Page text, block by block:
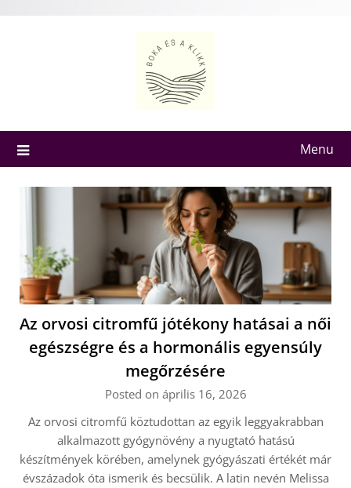
Menu
Az orvosi citromfű jótékony hatásai a női
egészségre és a hormonális egyensúly
megőrzésére
Posted on április 16, 2026
Az orvosi citromfű köztudottan az egyik leggyakrabban
alkalmazott gyógynövény a nyugtató hatású
készítmények körében, amelynek gyógyászati értékét már
évszázadok óta ismerik és becsülik. A latin nevén Melissa